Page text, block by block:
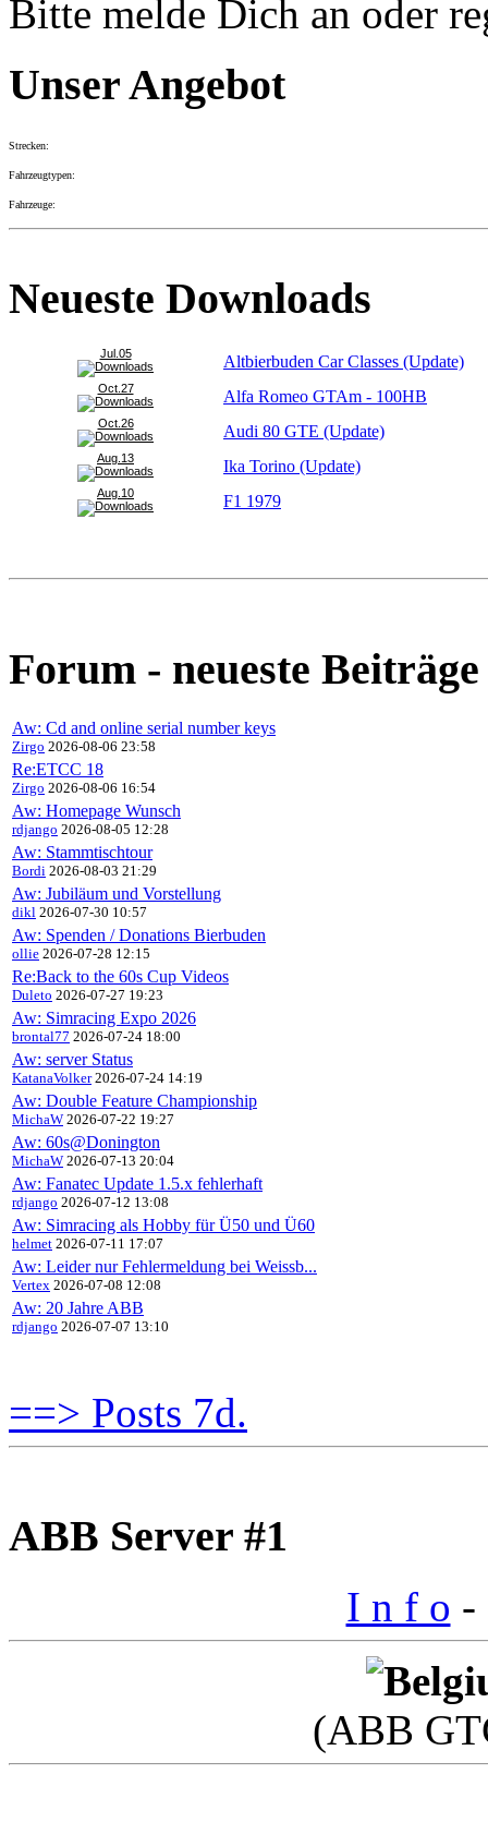
Bitte melde Dich an oder
Unser Angebot
Strecken:
Fahrzeugtypen:
Fahrzeuge:
Neueste Downloads
Jul.05 Altbierbuden Car Classes (Update)
Oct.27 Alfa Romeo GTAm - 100HB
Oct.26 Audi 80 GTE (Update)
Aug.13 Ika Torino (Update)
Aug.10 F1 1979
Forum - neueste Beiträge
Aw: Cd and online serial number keys
Zirgo 2026-08-06 23:58
Re:ETCC 18
Zirgo 2026-08-06 16:54
Aw: Homepage Wunsch
rdjango 2026-08-05 12:28
Aw: Stammtischtour
Bordi 2026-08-03 21:29
Aw: Jubiläum und Vorstellung
dikl 2026-07-30 10:57
Aw: Spenden / Donations Bierbuden
ollie 2026-07-28 12:15
Re:Back to the 60s Cup Videos
Duleto 2026-07-27 19:23
Aw: Simracing Expo 2026
brontal77 2026-07-24 18:00
Aw: server Status
KatanaVolker2026-07-24 14:19
Aw: Double Feature Championship
MichaW 2026-07-22 19:27
Aw: 60s@Donington
MichaW 2026-07-13 20:04
Aw: Fanatec Update 1.5.x fehlerhaft
rdjango 2026-07-12 13:08
Aw: Simracing als Hobby für Ü50 und Ü60
helmet 2026-07-11 17:07
Aw: Leider nur Fehlermeldung bei Weissb...
Vertex 2026-07-08 12:08
Aw: 20 Jahre ABB
rdjango 2026-07-07 13:10
==> Posts 7d.
ABB Server #1
I n f o -
(ABB